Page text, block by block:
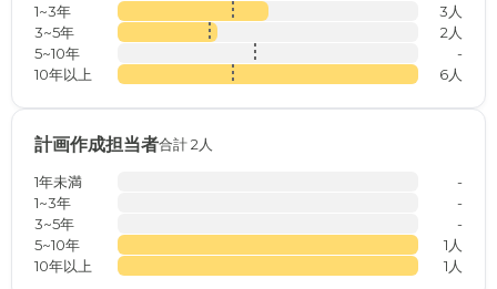
1~3年
3人
3~5年
2人
5~10年
-
10年以上
6人
計画作成担当者合計 2人
1年未満
-
1~3年
-
3~5年
-
5~10年
1人
10年以上
1人